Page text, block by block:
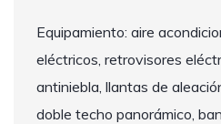
Equipamiento: aire
eléctricos, retrovisores
antiniebla, llantas de
doble techo panorámico,